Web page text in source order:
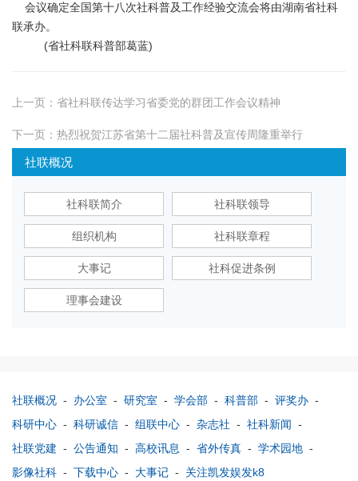
会议确定全国第十八次社科普及工作经验交流会将由湖南省社科
联承办。
(省社科联科普部葛蓝)
上一页： 省社科联传达学习省委党的群团工作会议精神
下一页： 热烈祝贺江苏省第十二届社科普及宣传周隆重举行
社联概况
社科联简介 社科联领导
组织机构 社科联章程
大事记 社科促进条例
理事会建设
社联概况 - 办公室 - 研究室 - 学会部 - 科普部 - 评奖办 -
科研中心 - 科研诚信 - 组联中心 - 杂志社 - 社科新闻 -
社联党建 - 公告通知 - 高校讯息 - 省外传真 - 学术园地 -
影像社科 - 下载中心 - 大事记 - 关注凯发娱发k8